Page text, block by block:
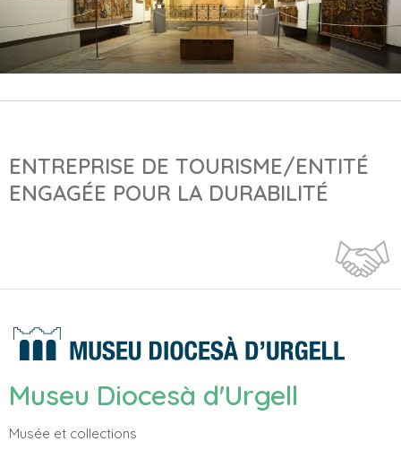
ENTREPRISE DE TOURISME/ENTITÉ
ENGAGÉE POUR LA DURABILITÉ
Museu Diocesà d'Urgell
Musée et collections